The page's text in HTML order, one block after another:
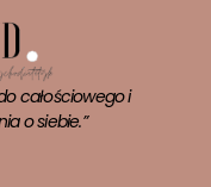
całościowego i
o siebie.”